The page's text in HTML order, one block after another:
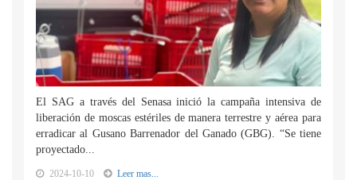
El SAG a través del Senasa inició la campaña intensiva de
liberación de moscas estériles de manera terrestre y aérea para
erradicar al Gusano Barrenador del Ganado (GBG). “Se tiene
proyectado...
2024-10-10 Leer mas...